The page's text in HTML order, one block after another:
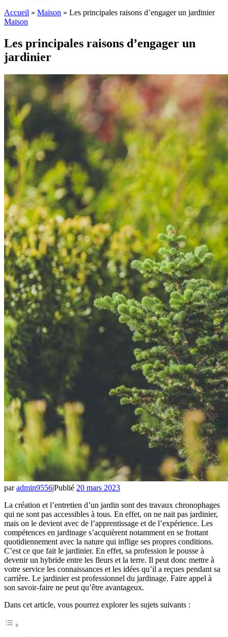
Accueil » Maison » Les principales raisons d’engager un jardinier
Maison
Les principales raisons d’engager un
jardinier
paradmin9556|Publié 20 mars 2023
La création et l’entretien d’un jardin sont des travaux chronophages
qui ne sont pas accessibles à tous. En effet, on ne nait pas jardinier,
mais on le devient avec de l’apprentissage et de l’expérience. Les
compétences en jardinage s’acquièrent notamment en se frottant
quotidiennement avec la nature qui inflige ses propres conditions.
C’est ce que fait le jardinier. En effet, sa profession le pousse à
devenir un hybride entre les fleurs et la terre. Il peut donc mettre à
votre service les connaissances et les idées qu’il a reçues pendant sa
carrière. Le jardinier est professionnel du jardinage. Faire appel à
son savoir-faire ne peut qu’être avantageux.
Dans cet article, vous pourrez explorer les sujets suivants :